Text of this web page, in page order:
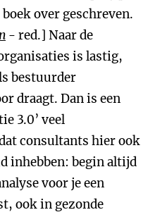
over geschreven.
- red.] Naar de
is lastig,
bestuurder
draagt. Dan is een
3.0’ veel
consultants hier ook
inhebben: begin altijd
voor je een
ook in gezonde